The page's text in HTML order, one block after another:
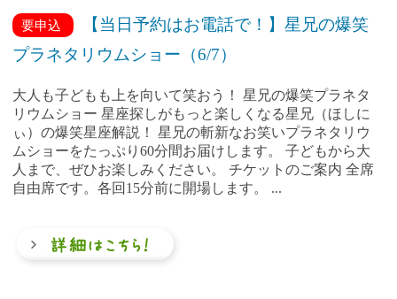
要申込
【当日予約はお電話で！】星兄の爆笑
プラネタリウムショー（6/7）
大人も子どもも上を向いて笑おう！ 星兄の爆笑プラネタ
リウムショー 星座探しがもっと楽しくなる星兄（ほしに
ぃ）の爆笑星座解説！ 星兄の斬新なお笑いプラネタリウ
ムショーをたっぷり60分間お届けします。 子どもから大
人まで、ぜひお楽しみください。 チケットのご案内 全席
自由席です。各回15分前に開場します。 ...